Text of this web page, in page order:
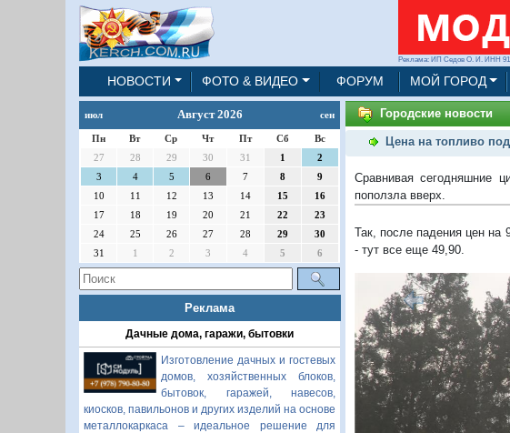
Реклама: ИП Седов О. И. ИНН
НОВОСТИ ФОТО & ВИДЕО ФОРУМ МОЙ ГОРОД
июл Август 2026 сен
Пн Вт Ср Чт Пт Сб
Вс
27
28 29 30 31 1
2
3
4 5 6 7 8
9
10
11 12 13 14 15
16
17
18 19 20 21 22
23
24
25 26 27 28 29
30
31
1 2 3 4 5 6
Реклама
Дачные дома, гаражи, бытовки
Изготовление дачных и гостевых
домов, хозяйственных блоков,
бытовок, гаражей, навесов,
киосков, павильонов и других изделий на основе
металлокаркаса – идеальное решение для
Городские новости
Цена на топливо
Сравнивая сегодняшние
поползла вверх.
Так, после падения цен на
- тут все еще 49,90.